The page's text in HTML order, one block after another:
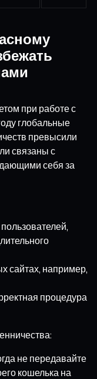
при работе с
глобальные
превысили
связаны с
себя за
сайтах, например,
процедура
не передавайте
кошелька на